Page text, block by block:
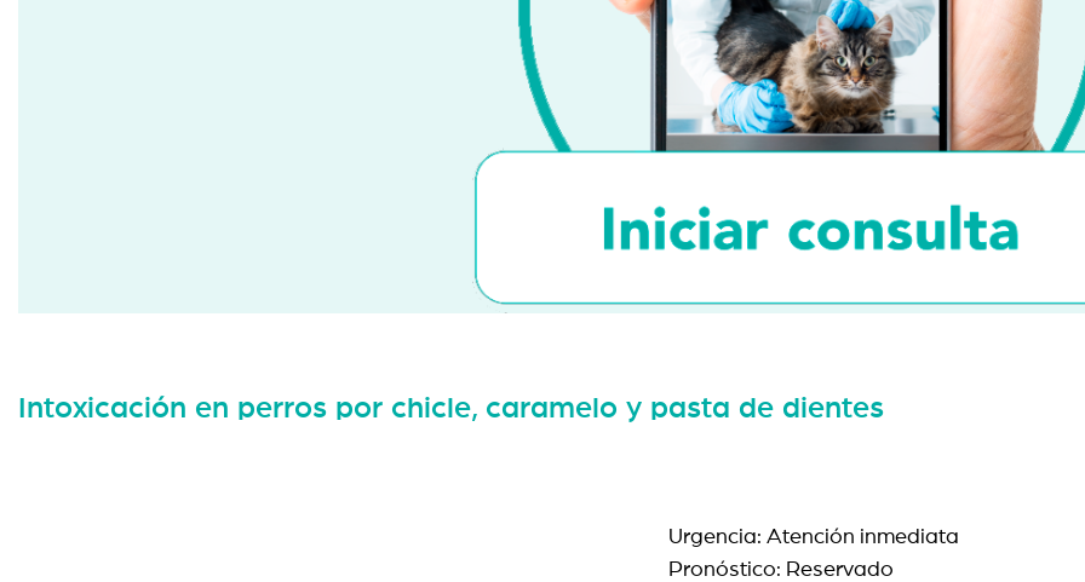
Intoxicación en perros por chicle, caramelo y pasta de dientes
Urgencia: Atención inmediata
Pronóstico: Reservado